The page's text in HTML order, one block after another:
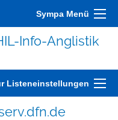
Sympa Menü
Info-Anglistik
Listeneinstellungen